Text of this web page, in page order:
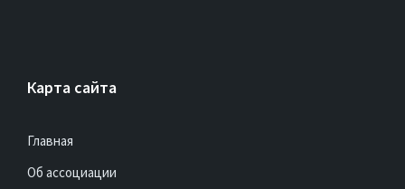
Об ассоциации
Документы